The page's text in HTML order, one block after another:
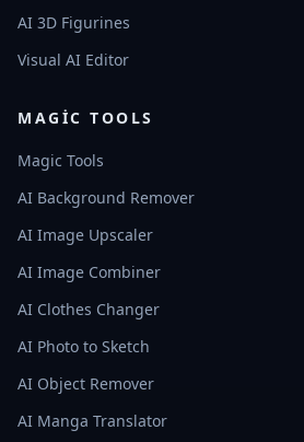
AI 3D Figurines
Visual AI Editor
MAGIC TOOLS
Magic Tools
AI Background Remover
AI Image Upscaler
AI Image Combiner
AI Clothes Changer
AI Photo to Sketch
AI Object Remover
AI Manga Translator